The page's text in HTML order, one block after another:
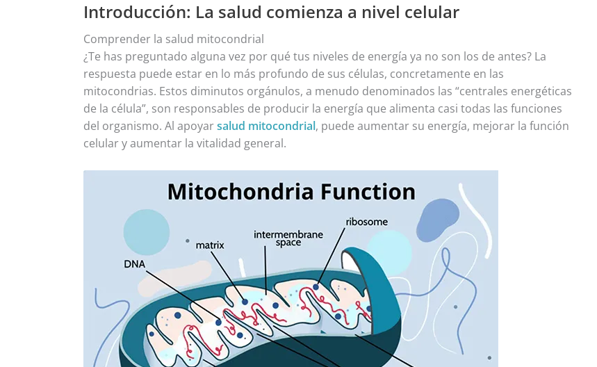
Introducción: La salud comienza a nivel celular
Comprender la salud mitocondrial
¿Te has preguntado alguna vez por qué tus niveles de energía ya no son los de antes? La
respuesta puede estar en lo más profundo de sus células, concretamente en las
mitocondrias. Estos diminutos orgánulos, a menudo denominados las “centrales energéticas
de la célula”, son responsables de producir la energía que alimenta casi todas las funciones
del organismo. Al apoyarsalud mitocondrial, puede aumentar su energía, mejorar la función
celular y aumentar la vitalidad general.